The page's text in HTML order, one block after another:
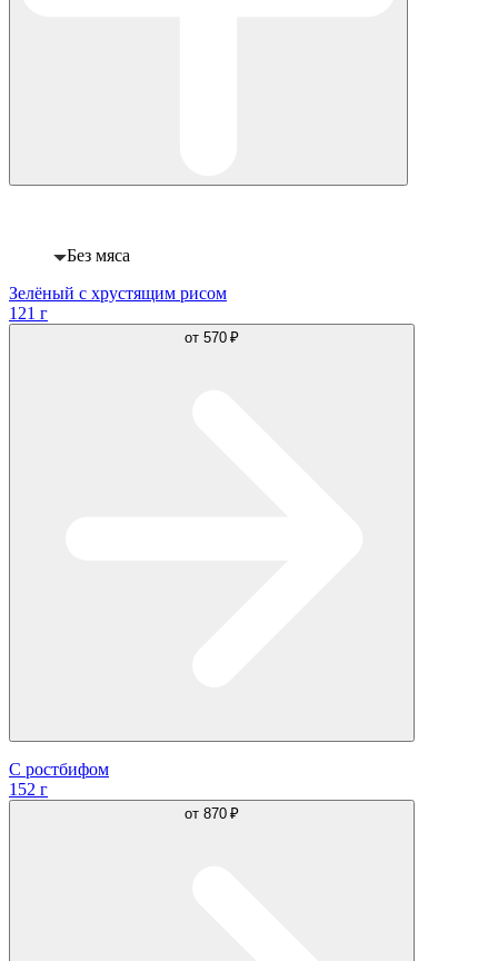
Без мяса
Зелёный с хрустящим рисом
121 г
от 570 ₽
С ростбифом
152 г
от 870 ₽